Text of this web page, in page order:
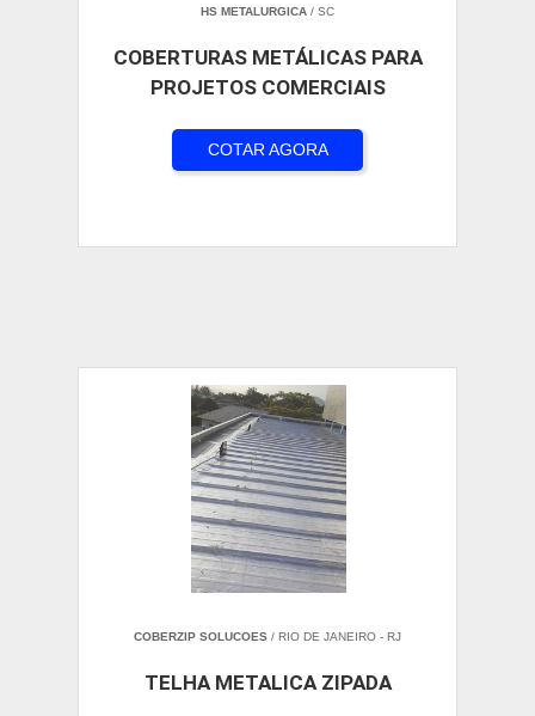
HS METALURGICA / SC
COBERTURAS METÁLICAS PARA
PROJETOS COMERCIAIS
COTAR AGORA
COBERZIP SOLUCOES / RIO DE JANEIRO - RJ
TELHA METALICA ZIPADA